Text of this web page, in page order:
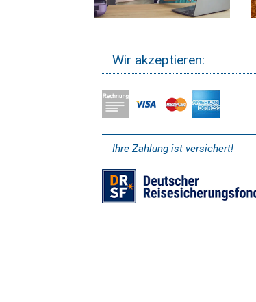
Wir akzeptieren:
Ihre Zahlung ist versichert!